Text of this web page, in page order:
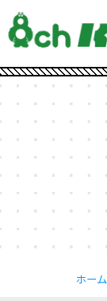
ホーム